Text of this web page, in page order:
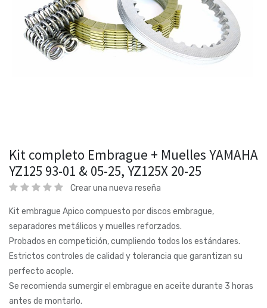
Kit completo Embrague + Muelles YAMAHA
YZ125 93-01 & 05-25, YZ125X 20-25
Crear una nueva reseña
Kit embrague Apico compuesto por discos embrague,
separadores metálicos y muelles reforzados.
Probados en competición, cumpliendo todos los estándares.
Estrictos controles de calidad y tolerancia que garantizan su
perfecto acople.
Se recomienda sumergir el embrague en aceite durante 3 horas
antes de montarlo.